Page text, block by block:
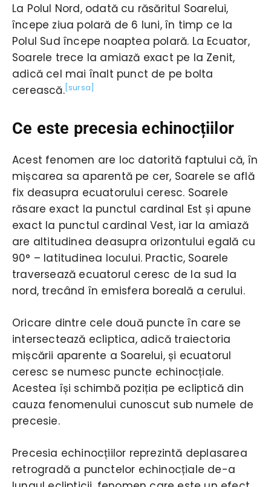
La Polul Nord, odată cu răsăritul Soarelui,
începe ziua polară de 6 luni, în timp ce la
Polul Sud începe noaptea polară. La Ecuator,
Soarele trece la amiază exact pe la Zenit,
adică cel mai înalt punct de pe bolta
cerească. [sursa]
Ce este precesia echinocțiilor
Acest fenomen are loc datorită faptului că, în
mișcarea sa aparentă pe cer, Soarele se află
fix deasupra ecuatorului ceresc. Soarele
răsare exact la punctul cardinal Est și apune
exact la punctul cardinal Vest, iar la amiază
are altitudinea deasupra orizontului egală cu
90° – latitudinea locului. Practic, Soarele
traversează ecuatorul ceresc de la sud la
nord, trecând în emisfera boreală a cerului.
Oricare dintre cele două puncte în care se
intersectează ecliptica, adică traiectoria
mișcării aparente a Soarelui, și ecuatorul
ceresc se numesc puncte echinocțiale.
Acestea își schimbă poziția pe ecliptică din
cauza fenomenului cunoscut sub numele de
precesie.
Precesia echinocțiilor reprezintă deplasarea
retrogradă a punctelor echinocțiale de-a